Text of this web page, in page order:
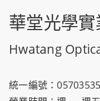
華堂光學
Hwatang
統一編號：05703535